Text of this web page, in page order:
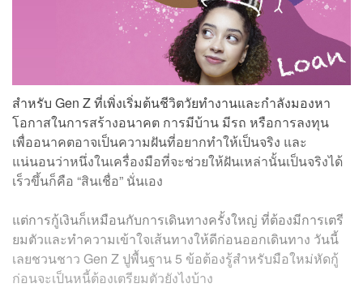
สำหรับ Gen Z ที่เพิ่งเริ่มต้นชีวิตวัยทำงานและกำลังมองหา
โอกาสในการสร้างอนาคต การมีบ้าน มีรถ หรือการลงทุน
เพื่ออนาคตอาจเป็นความฝันที่อยากทำให้เป็นจริง และ
แน่นอนว่าหนึ่งในเครื่องมือที่จะช่วยให้ฝันเหล่านั้นเป็นจริงได้
เร็วขึ้นก็คือ “สินเชื่อ” นั่นเอง
แต่การกู้เงินก็เหมือนกับการเดินทางครั้งใหญ่ ที่ต้องมีการเตรี
ยมตัวและทำความเข้าใจเส้นทางให้ดีก่อนออกเดินทาง วันนี้
เลยชวนชาว Gen Z ปูพื้นฐาน 5 ข้อต้องรู้สำหรับมือใหม่หัดกู้
ก่อนจะเป็นหนี้ต้องเตรียมตัวยังไงบ้าง